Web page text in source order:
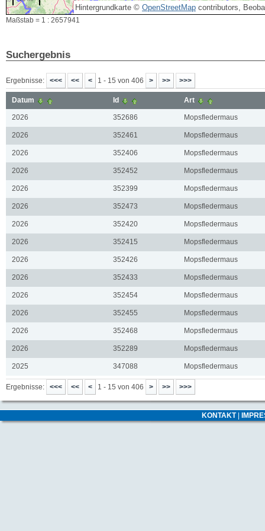
Hintergrundkarte © OpenStreetMap contributors,
Maßstab = 1 : 2657941
Suchergebnis
Ergebnisse: 1 - 15 von 406
Datum Id Art
2026 352686 Mopsfledermaus
2026 352461 Mopsfledermaus
2026 352406 Mopsfledermaus
2026 352452 Mopsfledermaus
2026 352399 Mopsfledermaus
2026 352473 Mopsfledermaus
2026 352420 Mopsfledermaus
2026 352415 Mopsfledermaus
2026 352426 Mopsfledermaus
2026 352433 Mopsfledermaus
2026 352454 Mopsfledermaus
2026 352455 Mopsfledermaus
2026 352468 Mopsfledermaus
2026 352289 Mopsfledermaus
2025 347088 Mopsfledermaus
Ergebnisse: 1 - 15 von 406
KONTAKT|